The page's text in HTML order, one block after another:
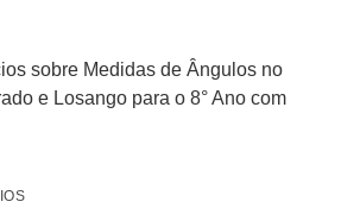
sobre Medidas de Ângulos no
e Losango para o 8° Ano com